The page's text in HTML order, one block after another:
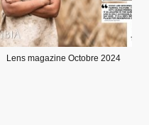
Lens magazine Octobre 2024